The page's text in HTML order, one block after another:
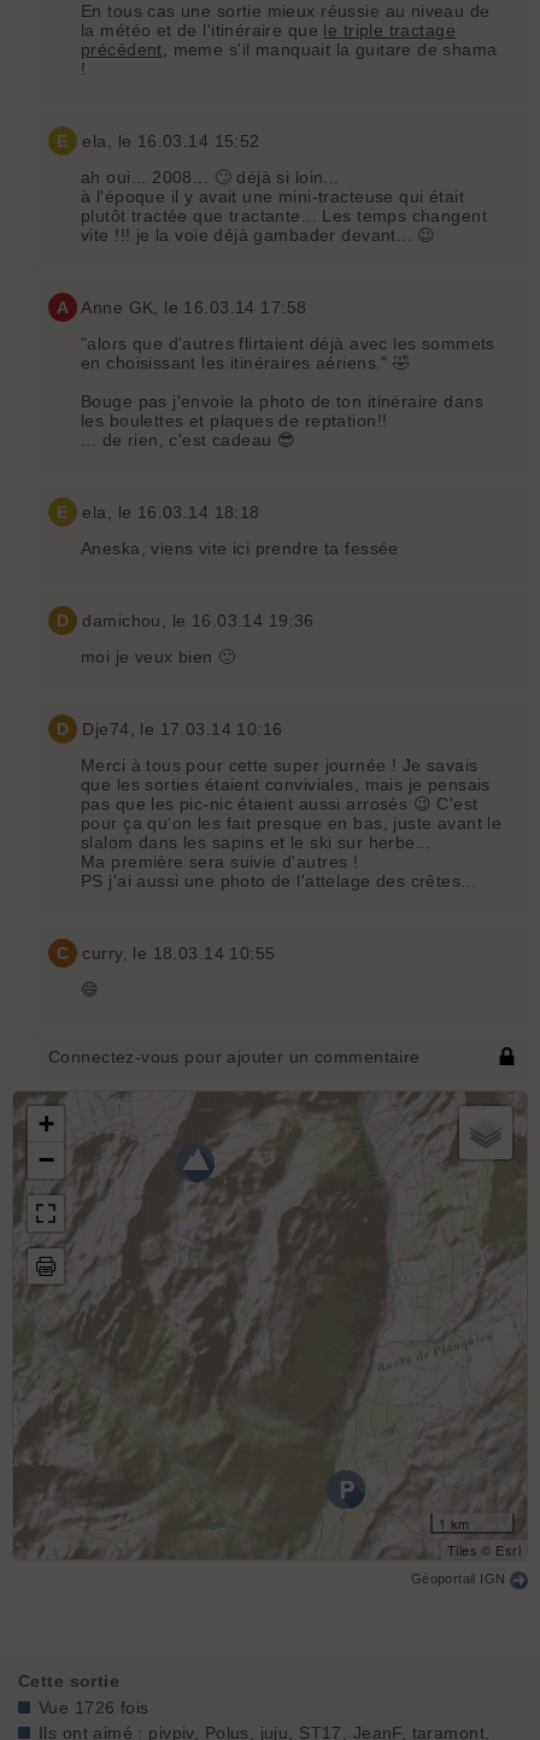
En tous cas une sortie mieux réussie au niveau de
la météo et de l'itinéraire que le triple tractage
précédent, meme s'il manquait la guitare de shama
!
E ela, le 16.03.14 15:52
ah oui... 2008... 🙄 déjà si loin...
à l'époque il y avait une mini-tracteuse qui était
plutôt tractée que tractante... Les temps changent
vite !!! je la voie déjà gambader devant... 😉
A Anne GK, le 16.03.14 17:58
"alors que d'autres flirtaient déjà avec les sommets
en choisissant les itinéraires aériens." 🤣
Bouge pas j'envoie la photo de ton itinéraire dans
les boulettes et plaques de reptation!!
... de rien, c'est cadeau 😎
E ela, le 16.03.14 18:18
Aneska, viens vite ici prendre ta fessée
D damichou, le 16.03.14 19:36
moi je veux bien 🙂
D Dje74, le 17.03.14 10:16
Merci à tous pour cette super journée ! Je savais
que les sorties étaient conviviales, mais je pensais
pas que les pic-nic étaient aussi arrosés 😉 C'est
pour ça qu'on les fait presque en bas, juste avant le
slalom dans les sapins et le ski sur herbe...
Ma première sera suivie d'autres !
PS j'ai aussi une photo de l'attelage des crêtes...
C curry, le 18.03.14 10:55
😄
Connectez-vous pour ajouter un commentaire
+
−
1 km
Tiles © Esri
Géoportail IGN
Cette sortie
Vue 1726 fois
Ils ont aimé : pivpiv, Polus juju ST17 JeanF, taramont